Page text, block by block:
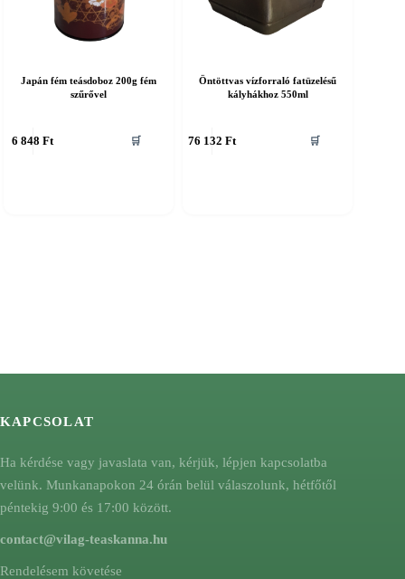
Japán fém teásdoboz 200g fém
szűrővel
6 848Ft 🛒
Öntöttvas vízforraló fatüzelésű
kályhákhoz 550ml
76 132 Ft 🛒
KAPCSOLAT
Ha kérdése vagy javaslata van, kérjük, lépjen kapcsolatba
velünk. Munkanapokon 24 órán belül válaszolunk, hétfőtől
péntekig 9:00 és 17:00 között.
contact@vilag-teaskanna.hu
Rendelésem követése